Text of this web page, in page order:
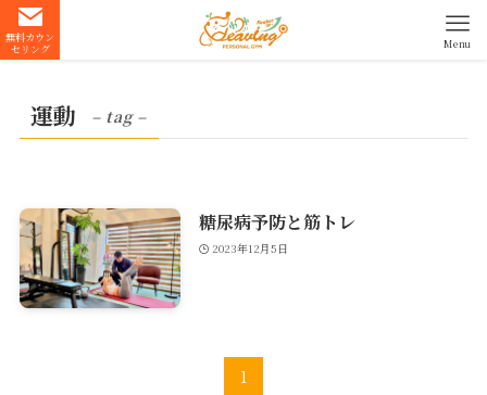
無料カウン
セリング Menu
運動 – tag –
糖尿病予防と筋トレ
2023年12月5日
1